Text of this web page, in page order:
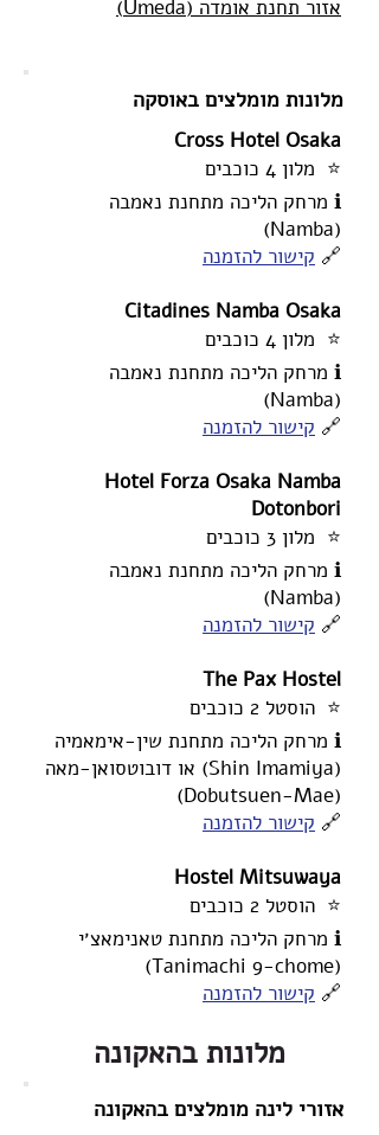
אזור תחנת אומדה (Umeda)
מלונות מומלצים באוסקה
Cross Hotel Osaka
⭐ מלון 4 כוכבים
ℹ️ מרחק הליכה מתחנת נאמבה
(Namba)
🔗 קישור להזמנה
Citadines Namba Osaka
⭐ מלון 4 כוכבים
ℹ️ מרחק הליכה מתחנת נאמבה
(Namba)
🔗 קישור להזמנה
Hotel Forza Osaka Namba
Dotonbori
⭐ מלון 3 כוכבים
ℹ️ מרחק הליכה מתחנת נאמבה
(Namba)
🔗 קישור להזמנה
The Pax Hostel
⭐ הוסטל 2 כוכבים
ℹ️ מרחק הליכה מתחנת שין-אימאמיה
(Shin Imamiya) או דובוטסואן-מאה
(Dobutsuen-Mae)
🔗 קישור להזמנה
Hostel Mitsuwaya
⭐ הוסטל 2 כוכבים
ℹ️ מרחק הליכה מתחנת טאנימאצ׳י
(Tanimachi 9-chome)
🔗 קישור להזמנה
מלונות בהאקונה
אזורי לינה מומלצים בהאקונה